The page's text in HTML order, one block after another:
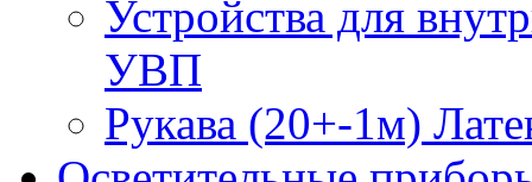
Устройства для
УВП
Рукава (20+-1м)